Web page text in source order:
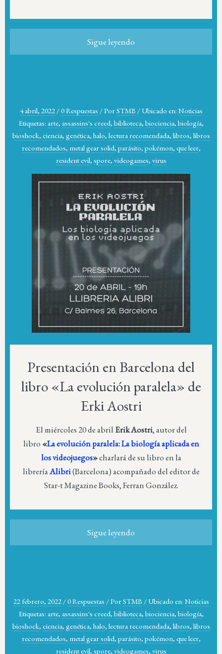
Sigue leyendo
4 abril, 2022 /0 Respuestas /PorSTMB / Ubicado en: Noticias
Etiquetas: arte, assassins's creed, biblioteca, biociencia, biología,
bioshock, ciencia, genética, halo, lectura recomendada, libros, libros
recomendados, metal gear solid, parásito, pokémon, que leer,
resident evil, spore, videogames, virus
Presentación en Barcelona del
libro «La evolución paralela» de
Erki Aostri
El miércoles 20 de abril Erik Aostri, autor del
libro «La evolución paralela: La biología aplicada en
los videojuegos»charlará de su libro en la
libreríaAlibri(Barcelona) acompañado del editor de
Star-t Magazine Books, Ferran González.
Sigue leyendo
22 febrero, 2022 /0 Respuestas /PorSTMB / Ubicado en: Noticias
Etiquetas: arte, assassins's creed, biblioteca, biociencia, biología,
bioshock, ciencia, genética, halo, lectura recomendada, libros, libros
recomendados, metal gear solid, parásito, pokémon, que leer,
resident evil, spore, videogames, virus